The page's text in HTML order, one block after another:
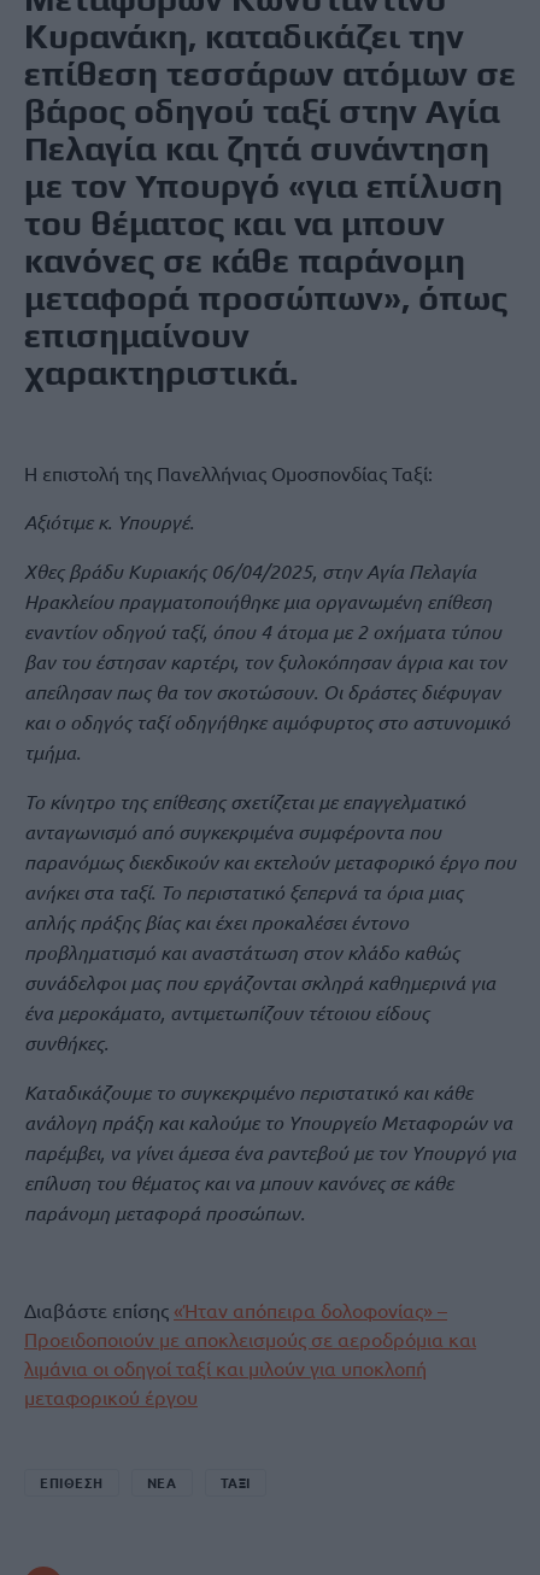
Κυρανάκη, καταδικάζει την
επίθεση τεσσάρων ατόμων σε
βάρος οδηγού ταξί στην Αγία
Πελαγία και ζητά συνάντηση
με τον Υπουργό «για επίλυση
του θέματος και να μπουν
κανόνες σε κάθε παράνομη
μεταφορά προσώπων», όπως
επισημαίνουν
χαρακτηριστικά.
Η επιστολή της Πανελλήνιας Ομοσπονδίας Ταξί:
Αξιότιμε κ. Υπουργέ.
Χθες βράδυ Κυριακής 06/04/2025, στην Αγία Πελαγία
Ηρακλείου πραγματοποιήθηκε μια οργανωμένη επίθεση
εναντίον οδηγού ταξί, όπου 4 άτομα με 2 οχήματα τύπου
βαν του έστησαν καρτέρι, τον ξυλοκόπησαν άγρια και τον
απείλησαν πως θα τον σκοτώσουν. Οι δράστες διέφυγαν
και ο οδηγός ταξί οδηγήθηκε αιμόφυρτος στο αστυνομικό
τμήμα.
Το κίνητρο της επίθεσης σχετίζεται με επαγγελματικό
ανταγωνισμό από συγκεκριμένα συμφέροντα που
παρανόμως διεκδικούν και εκτελούν μεταφορικό έργο που
ανήκει στα ταξί. Το περιστατικό ξεπερνά τα όρια μιας
απλής πράξης βίας και έχει προκαλέσει έντονο
προβληματισμό και αναστάτωση στον κλάδο καθώς
συνάδελφοι μας που εργάζονται σκληρά καθημερινά για
ένα μεροκάματο, αντιμετωπίζουν τέτοιου είδους
συνθήκες.
Καταδικάζουμε το συγκεκριμένο περιστατικό και κάθε
ανάλογη πράξη και καλούμε το Υπουργείο Μεταφορών να
παρέμβει, να γίνει άμεσα ένα ραντεβού με τον Υπουργό για
επίλυση του θέματος και να μπουν κανόνες σε κάθε
παράνομη μεταφορά προσώπων.
Διαβάστε επίσης «Ήταν απόπειρα δολοφονίας» –
Προειδοποιούν με αποκλεισμούς σε αεροδρόμια και
λιμάνια οι οδηγοί ταξί και μιλούν για υποκλοπή
μεταφορικού έργου
ΕΠΙΘΕΣΗ ΝΕΑ ΤΑΞΙ